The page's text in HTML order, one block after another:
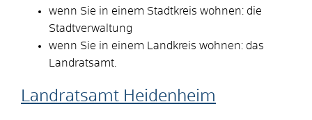
wenn Sie in einem Stadtkreis wohnen: die
Stadtverwaltung
wenn Sie in einem Landkreis wohnen: das
Landratsamt.
Landratsamt Heidenheim